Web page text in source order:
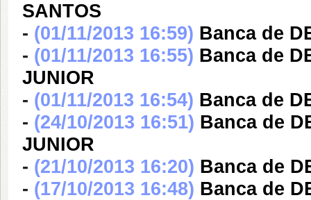
SANTOS
- (01/11/2013 16:59) Banca de
- (01/11/2013 16:55) Banca de
JUNIOR
- (01/11/2013 16:54) Banca de
- (24/10/2013 16:51) Banca de
JUNIOR
- (21/10/2013 16:20) Banca de
- (17/10/2013 16:48) Banca de